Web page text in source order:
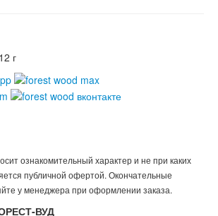
г
ознакомительный характер и не при каких
публичной офертой. Окончательные
у менеджера при оформлении заказа.
ВУД